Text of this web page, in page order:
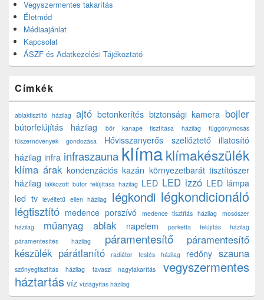
Vegyszermentes takarítás
Életmód
Médiaajánlat
Kapcsolat
ÁSZF és Adatkezelési Tájékoztató
Címkék
ablaktisztító házilag ajtó betonkerítés biztonsági kamera bojler
bútorfelújítás házilag bőr kanapé tisztítása házilag
függönymosás
fűszernövények gondozása
Hővisszanyerős szellőztető
illatosító
házilag infra infraszauna klímaklímakészülék
klíma árak kondenzációs kazán környezetbarát tisztítószer
házilag lakkozott bútor felújítása házilag LED LED izzó LED lámpa
led tv levéltetű ellen házilag légkondi légkondicionáló
légtisztító medence porszívó medence tisztítás házilag
mosószer
házilag
műanyag ablak napelem
parketta felújítás házilag
páramentesítés házilag
páramentesítő
páramentesítő
készülék párátlanító radiátor festés házilag redőny szauna
szőnyegtisztítás házilag tavaszi nagytakarítás
vegyszermentes
háztartás víz vízlágyítás házilag